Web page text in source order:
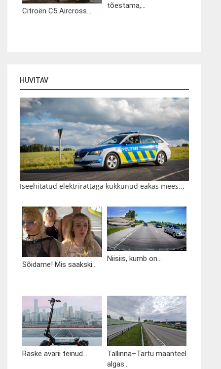
Citroën C5 Aircross...
tõestama,...
HUVITAV
Iseehitatud elektrirattaga kukkunud eakas mees...
Sõidame! Mis saakski...
Niisiis, kumb on...
Raske avarii teinud...
Tallinna–Tartu maanteel
algas...